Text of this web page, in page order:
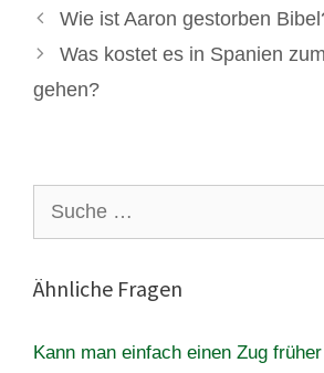
Wie ist Aaron gestorben
Was kostet es in Spanien
gehen?
nach:
Ähnliche Fragen
Kann man einfach einen Zug